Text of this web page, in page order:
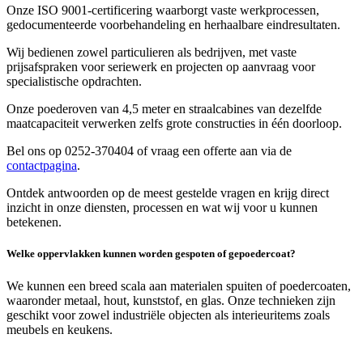
Onze ISO 9001-certificering waarborgt vaste werkprocessen,
gedocumenteerde voorbehandeling en herhaalbare eindresultaten.
Wij bedienen zowel particulieren als bedrijven, met vaste
prijsafspraken voor seriewerk en projecten op aanvraag voor
specialistische opdrachten.
Onze poederoven van 4,5 meter en straalcabines van dezelfde
maatcapaciteit verwerken zelfs grote constructies in één doorloop.
Bel ons op 0252-370404 of vraag een offerte aan via de
contactpagina.
Ontdek antwoorden op de meest gestelde vragen en krijg direct
inzicht in onze diensten, processen en wat wij voor u kunnen
betekenen.
Welke oppervlakken kunnen worden gespoten of gepoedercoat?
We kunnen een breed scala aan materialen spuiten of poedercoaten,
waaronder metaal, hout, kunststof, en glas. Onze technieken zijn
geschikt voor zowel industriële objecten als interieuritems zoals
meubels en keukens.